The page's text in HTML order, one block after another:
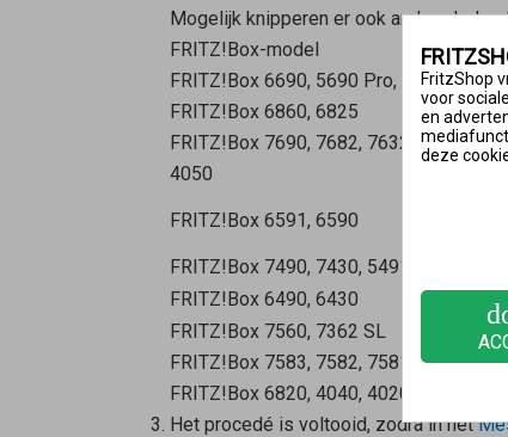
Mogelijk knipperen er ook andere leds
FRITZ!Box-model
FRITZ!Box 6690, 5690 Pro, 4060
FRITZ!Box 6860, 6825
FRITZ!Box 7690, 7682, 7632, 7630,
4050
FRITZ!Box 6591, 6590
FRITZ!Box 7490, 7430, 5491, 5490
FRITZ!Box 6490, 6430
FRITZ!Box 7560, 7362 SL
FRITZ!Box 7583, 7582, 7581, 7580
FRITZ!Box 6820, 4040, 4020, 3490
Het procedé is voltooid, zodra in het
FritzShop
voor
en
deze